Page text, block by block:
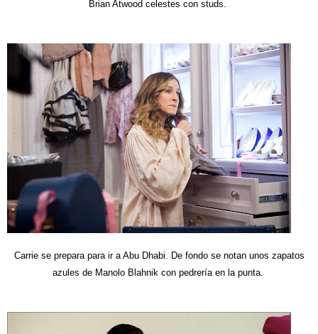
Brian Atwood celestes con studs.
Carrie se prepara para ir a Abu Dhabi. De fondo se notan unos zapatos
azules de Manolo Blahnik con pedrería en la punta.